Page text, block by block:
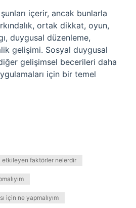
içerir, ancak bunlarla
ortak dikkat, oyun,
duygusal düzenleme,
gelişimi. Sosyal duygusal
gelişimsel becerileri daha
için bir temel
etkileyen faktörler nelerdir
için ne yapmalıyım